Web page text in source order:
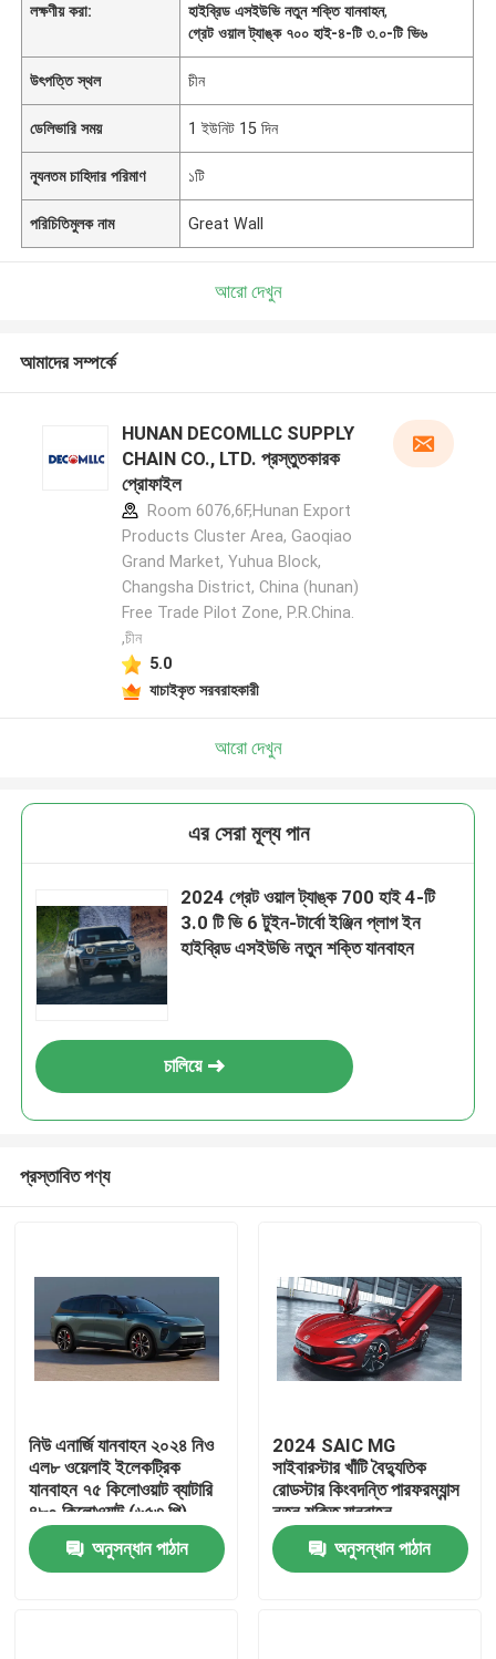
একটি বার্তা রেখে যান
বাড়ি
লক্ষণীয় করা:
হাইব্রিড এসইউভি নতুন শক্তি যানবাহন,
গ্রেট ওয়াল ট্যাঙ্ক ৭০০ হাই-৪-টি ৩.০-টি ভি৬
উৎপত্তি স্থল চীন
ডেলিভারি সময় 1 ইউনিট 15 দিন
ন্যূনতম চাহিদার পরিমাণ ১টি
পরিচিতিমুলক নাম Great Wall
আরো দেখুন
আমাদের সম্পর্কে
HUNAN DECOMLLC SUPPLY
CHAIN CO., LTD. প্রস্তুতকারক
প্রোফাইল
Room 6076,6F,Hunan Export
Products Cluster Area, Gaoqiao
Grand Market, Yuhua Block,
Changsha District, China (hunan)
Free Trade Pilot Zone, P.R.China.
,চীন
5.0
যাচাইকৃত সরবরাহকারী
আরো দেখুন
এর সেরা মূল্য পান
2024 গ্রেট ওয়াল ট্যাঙ্ক 700 হাই 4-টি
3.0 টি ভি 6 টুইন-টার্বো ইঞ্জিন প্লাগ ইন
হাইব্রিড এসইউভি নতুন শক্তি যানবাহন
চালিয়ে
প্রস্তাবিত পণ্য
নিউ এনার্জি যানবাহন ২০২৪ নিও
এল৮ ওয়েলাই ইলেকট্রিক
যানবাহন ৭৫ কিলোওয়াট ব্যাটারি
৪৮০ কিলোওয়াট (৬৫৩ পি)
মোটর শক্তি ৩৯০ কিমি
ডব্লিউএলটিপি রেঞ্জ ইভি গাড়ি
অনুসন্ধান পাঠান
2024 SAIC MG
সাইবারস্টার খাঁটি বৈদ্যুতিক
রোডস্টার কিংবদন্তি পারফরম্যান্স
নতুন শক্তি যানবাহন
অনুসন্ধান পাঠান